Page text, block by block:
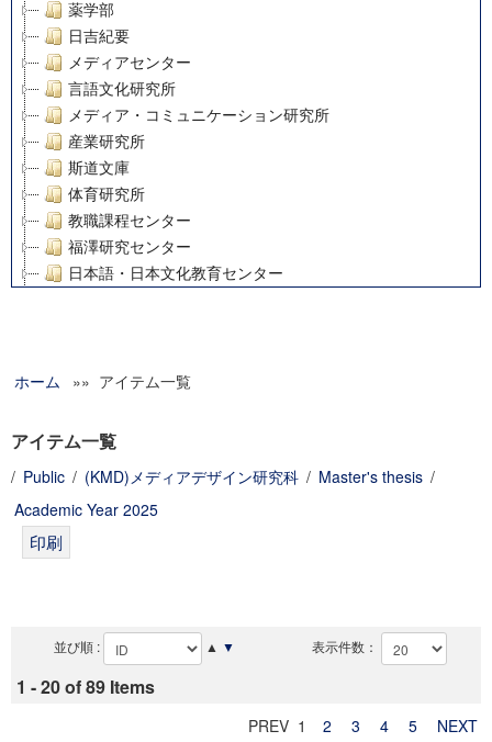
薬学部
日吉紀要
メディアセンター
言語文化研究所
メディア・コミュニケーション研究所
産業研究所
斯道文庫
体育研究所
教職課程センター
福澤研究センター
日本語・日本文化教育センター
グローバルリサーチインスティテュート
科学研究費補助金研究成果報告書
慶應義塾大学グローバルCOEプログラム市民社会ガバナンス
慶應義塾大学グローバルCOEプログラム論理と感性の先端的
学術雑誌掲載論文等(8)
ホーム »» アイテム一覧
アイテム一覧
/ Public / (KMD)メディアデザイン研究科 / Master's thesis /
Academic Year 2025
並び順 : ▲ ▼ 表示件数：
1 - 20 of 89 Items
PREV 1 2 3 4 5 NEXT